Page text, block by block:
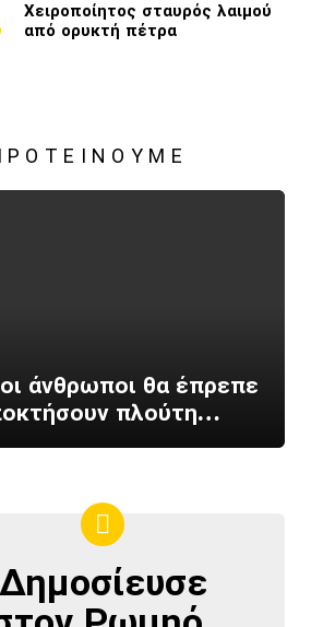
Χειροποίητος σταυρός λαιμού
από ορυκτή πέτρα
άνθρωποι θα έπρεπε
πλούτη…
Δημοσίευσε